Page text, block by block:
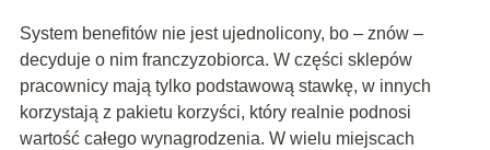
System benefitów nie jest ujednolicony, bo – znów –
decyduje o nim franczyzobiorca. W części sklepów
pracownicy mają tylko podstawową stawkę, w innych
korzystają z pakietu korzyści, który realnie podnosi
wartość całego wynagrodzenia. W wielu miejscach